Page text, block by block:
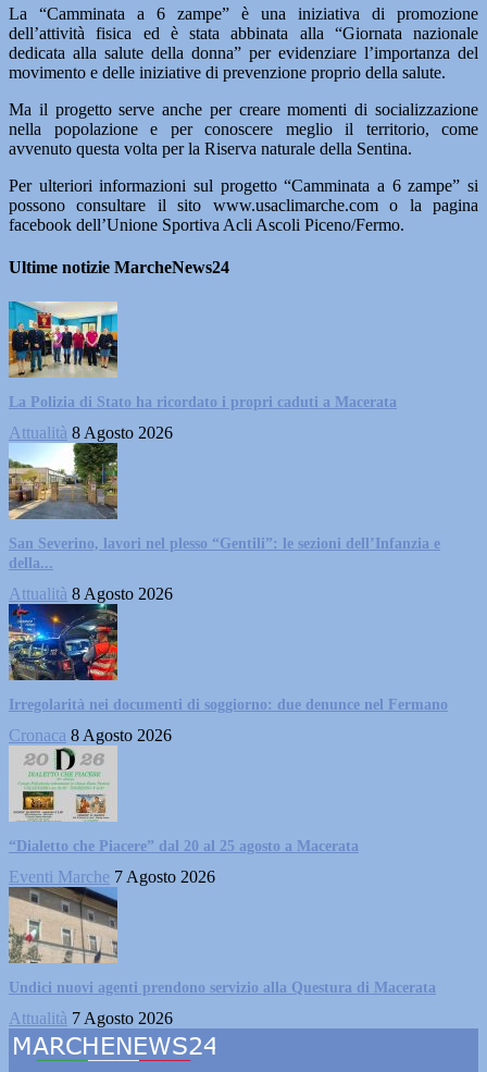
La “Camminata a 6 zampe” è una iniziativa di promozione
dell’attività fisica ed è stata abbinata alla “Giornata nazionale
dedicata alla salute della donna” per evidenziare l’importanza del
movimento e delle iniziative di prevenzione proprio della salute.
Ma il progetto serve anche per creare momenti di socializzazione
nella popolazione e per conoscere meglio il territorio, come
avvenuto questa volta per la Riserva naturale della Sentina.
Per ulteriori informazioni sul progetto “Camminata a 6 zampe” si
possono consultare il sito www.usaclimarche.com o la pagina
facebook dell’Unione Sportiva Acli Ascoli Piceno/Fermo.
Ultime notizie MarcheNews24
La Polizia di Stato ha ricordato i propri caduti a Macerata
Attualità 8 Agosto 2026
San Severino, lavori nel plesso “Gentili”: le sezioni dell’Infanzia e
della...
Attualità 8 Agosto 2026
Irregolarità nei documenti di soggiorno: due denunce nel Fermano
Cronaca 8 Agosto 2026
“Dialetto che Piacere” dal 20 al 25 agosto a Macerata
Eventi Marche 7 Agosto 2026
Undici nuovi agenti prendono servizio alla Questura di Macerata
Attualità 7 Agosto 2026